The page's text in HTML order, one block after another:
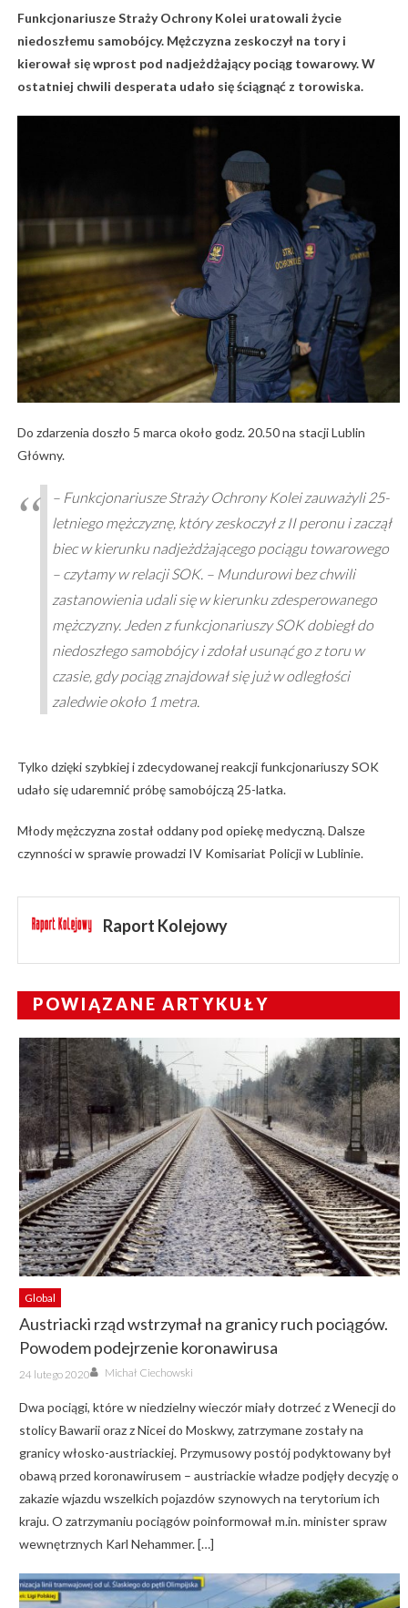
Funkcjonariusze Straży Ochrony Kolei uratowali życie
niedoszłemu samobójcy. Mężczyzna zeskoczył na tory i
kierował się wprost pod nadjeżdżający pociąg towarowy. W
ostatniej chwili desperata udało się ściągnąć z torowiska.
Do zdarzenia doszło 5 marca około godz. 20.50 na stacji Lublin
Główny.
– Funkcjonariusze Straży Ochrony Kolei zauważyli 25-
letniego mężczyznę, który zeskoczył z II peronu i zaczął
biec w kierunku nadjeżdżającego pociągu towarowego
– czytamy w relacji SOK. – Mundurowi bez chwili
zastanowienia udali się w kierunku zdesperowanego
mężczyzny. Jeden z funkcjonariuszy SOK dobiegł do
niedoszłego samobójcy i zdołał usunąć go z toru w
czasie, gdy pociąg znajdował się już w odległości
zaledwie około 1 metra.
Tylko dzięki szybkiej i zdecydowanej reakcji funkcjonariuszy SOK
udało się udaremnić próbę samobójczą 25-latka.
Młody mężczyzna został oddany pod opiekę medyczną. Dalsze
czynności w sprawie prowadzi IV Komisariat Policji w Lublinie.
Raport Kolejowy
POWIĄZANE ARTYKUŁY
Global
Austriacki rząd wstrzymał na granicy ruch pociągów.
Powodem podejrzenie koronawirusa
Posted
on
24 lutego 2020 Author
Michał Ciechowski
Dwa pociągi, które w niedzielny wieczór miały dotrzeć z Wenecji do
stolicy Bawarii oraz z Nicei do Moskwy, zatrzymane zostały na
granicy włosko-austriackiej. Przymusowy postój podyktowany był
obawą przed koronawirusem – austriackie władze podjęły decyzję o
zakazie wjazdu wszelkich pojazdów szynowych na terytorium ich
kraju. O zatrzymaniu pociągów poinformował m.in. minister spraw
wewnętrznych Karl Nehammer. […]